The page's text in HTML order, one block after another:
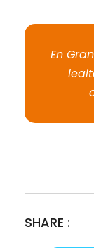
En
SHARE :